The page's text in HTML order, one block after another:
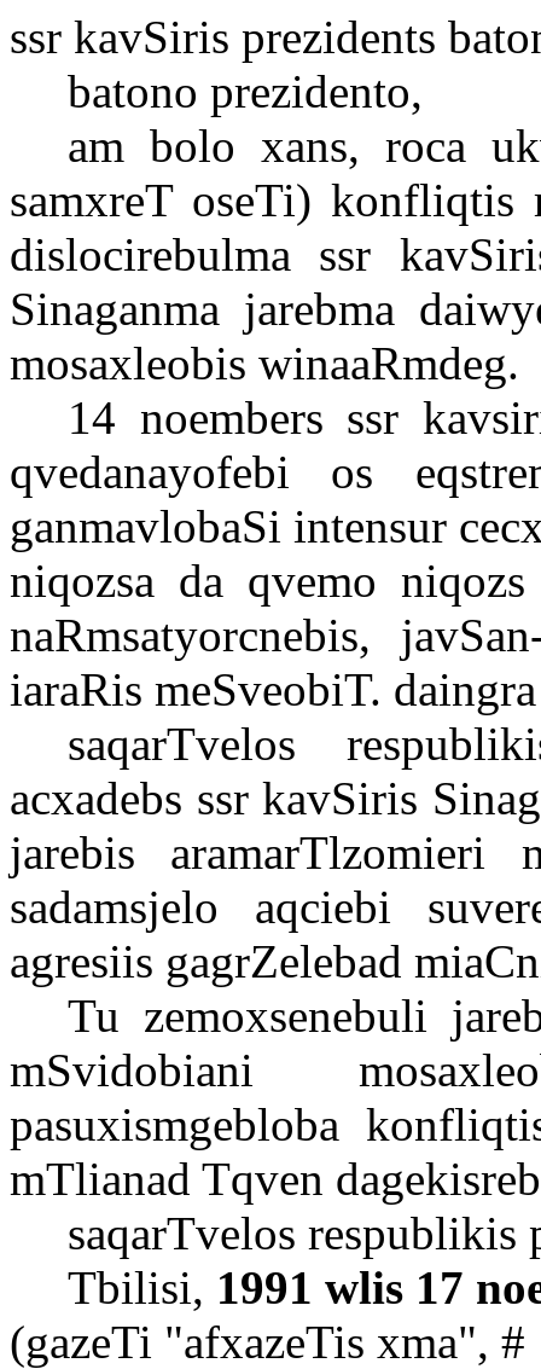
ssr kavSiris prezidents
batono prezidento,
am bolo xans, roca
samxreT oseTi) konfliqtis
dislocirebulma ssr
Sinaganma jarebma
mosaxleobis winaaRmdeg.
14 noembers ssr
qvedanayofebi
os
ganmavlobaSi intensur
niqozsa da qvemo niqozs
naRmsatyorcnebis,
iaraRis meSveobiT. daingra
saqarTvelos
acxadebs ssr kavSiris
jarebis
aramarTlzomieri
sadamsjelo
aqciebi
agresiis gagrZelebad
Tu zemoxsenebuli
mSvidobiani
pasuxismgebloba
mTlianad Tqven
saqarTvelos respublikis
Tbilisi, 1991 wlis 17
(gazeTi "afxazeTis xma", #